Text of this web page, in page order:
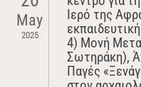
May
2025
Ιερό της
4) Μονή
Σωτηράκη),
Παγές